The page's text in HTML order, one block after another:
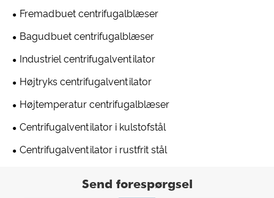
Fremadbuet centrifugalblæser
Bagudbuet centrifugalblæser
Industriel centrifugalventilator
Højtryks centrifugalventilator
Højtemperatur centrifugalblæser
Centrifugalventilator i kulstofstål
Centrifugalventilator i rustfrit stål
Send forespørgsel